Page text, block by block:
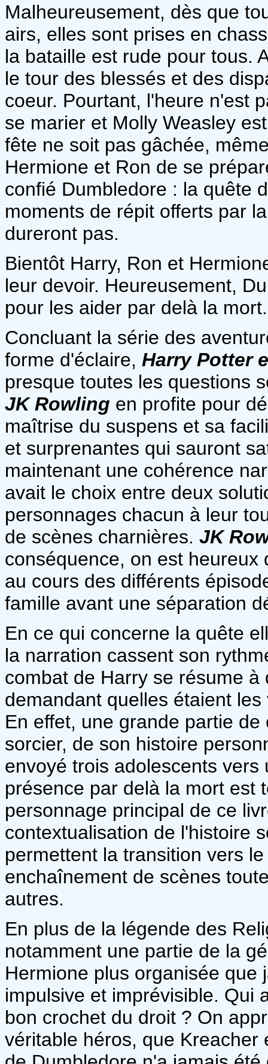
Malheureusement, dès que
airs, elles sont prises en
la bataille est rude pour tous.
le tour des blessés et des
coeur. Pourtant, l'heure n'est
se marier et Molly Weasley
fête ne soit pas gâchée,
Hermione et Ron de se
confié Dumbledore : la quête
moments de répit offerts par
dureront pas.
Bientôt Harry, Ron et
leur devoir. Heureusement,
pour les aider par delà la mort.
Concluant la série des
forme d'éclaire, Harry Potter
presque toutes les questions
JK Rowling en profite pour
maîtrise du suspens et sa
et surprenantes qui sauront
maintenant une cohérence
avait le choix entre deux
personnages chacun à leur
de scènes charnières. JK
conséquence, on est
au cours des différents
famille avant une séparation
En ce qui concerne la quête
la narration cassent son
combat de Harry se résume
demandant quelles étaient
En effet, une grande partie
sorcier, de son histoire
envoyé trois adolescents
présence par delà la mort est
personnage principal de ce
contextualisation de l'histoire
permettent la transition vers
enchaînement de scènes
autres.
En plus de la légende des
notamment une partie de la
Hermione plus organisée que
impulsive et imprévisible. Qui
bon crochet du droit ? On
véritable héros, que